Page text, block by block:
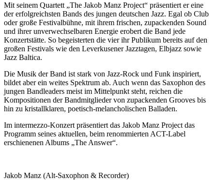
Mit seinem Quartett „The Jakob Manz Project“ präsentiert er eine
der erfolgreichsten Bands des jungen deutschen Jazz. Egal ob Club
oder große Festivalbühne, mit ihrem frischen, zupackenden Sound
und ihrer unverwechselbaren Energie erobert die Band jede
Konzertstätte. So begeisterten die vier ihr Publikum bereits auf den
großen Festivals wie den Leverkusener Jazztagen, Elbjazz sowie
Jazz Baltica.
Die Musik der Band ist stark von Jazz-Rock und Funk inspiriert,
bildet aber ein weites Spektrum ab. Auch wenn das Saxophon des
jungen Bandleaders meist im Mittelpunkt steht, reichen die
Kompositionen der Bandmitglieder von zupackenden Grooves bis
hin zu kristallklaren, poetisch-melancholischen Balladen.
Im intermezzo-Konzert präsentiert das Jakob Manz Project das
Programm seines aktuellen, beim renommierten ACT-Label
erschienenen Albums „The Answer“.
Jakob Manz (Alt-Saxophon & Recorder)